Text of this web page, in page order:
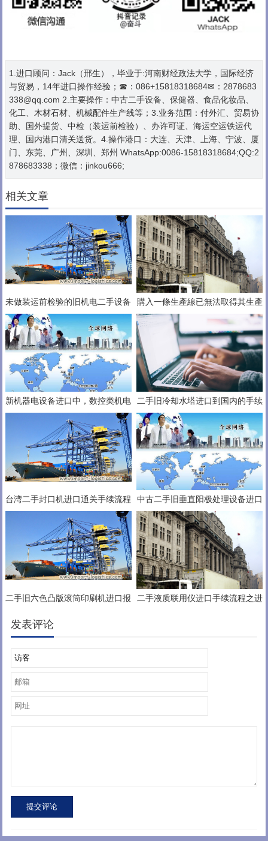
1.进口顾问：Jack（邢生），毕业于:河南财经政法大学，国际经济
与贸易，14年进口操作经验；☎：086+15818318684✉：2878683
338@qq.com 2.主要操作：中古二手设备、保健器、食品化妆品、
化工、木材石材、机械配件生产线等；3.业务范围：付外汇、贸易协
助、国外提货、中检（装运前检验）、办许可证、海运空运铁运代
理、国内港口清关送货。4.操作港口：大连、天津、上海、宁波、厦
门、东莞、广州、深圳、郑州 WhatsApp:0086-15818318684;QQ:2
878683338；微信：jinkou666;
相关文章
未做装运前检验的旧机电二手设备
会被要求直接退运出境
購入一條生產線已無法取得其生產
日子証明，當進口設備時應如何辦
理報關手續？
新机器电设备进口中，数控类机电
产品需要办理进口许可证
二手旧冷却水塔进口到国内的手续
要中检装运前检验吗？通关流程
台湾二手封口机进口通关手续流程
你多少要知道些
中古二手旧垂直阳极处理设备进口
大陆的关税及手续流程图
二手旧六色凸版滚筒印刷机进口报
二手液质联用仪进口手续流程之进
发表评论
提交评论